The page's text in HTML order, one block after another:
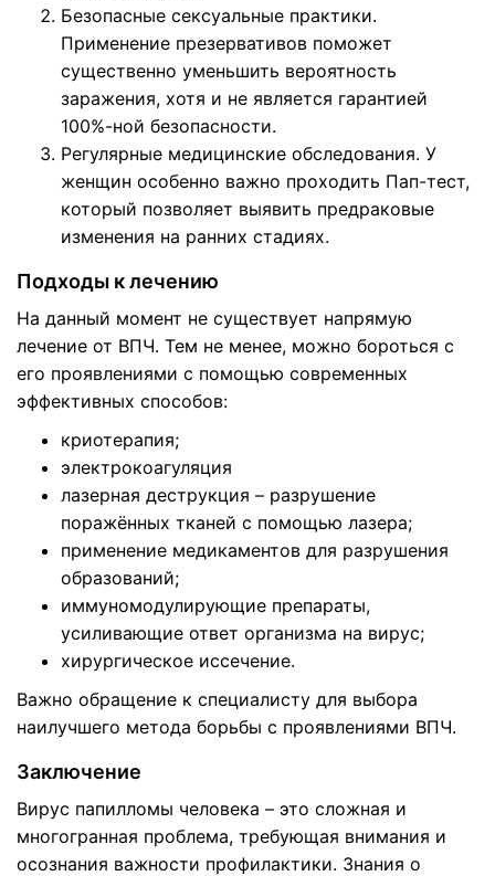
Безопасные сексуальные практики.
Применение презервативов поможет
существенно уменьшить вероятность
заражения, хотя и не является гарантией
100%-ной безопасности.
Регулярные медицинские обследования. У
женщин особенно важно проходить Пап-тест,
который позволяет выявить предраковые
изменения на ранних стадиях.
Подходы к лечению
На данный момент не существует напрямую
лечение от ВПЧ. Тем не менее, можно бороться с
его проявлениями с помощью современных
эффективных способов:
криотерапия;
электрокоагуляция
лазерная деструкция – разрушение
поражённых тканей с помощью лазера;
применение медикаментов для разрушения
образований;
иммуномодулирующие препараты,
усиливающие ответ организма на вирус;
хирургическое иссечение.
Важно обращение к специалисту для выбора
наилучшего метода борьбы с проявлениями ВПЧ.
Заключение
Вирус папилломы человека – это сложная и
многогранная проблема, требующая внимания и
осознания важности профилактики. Знания о